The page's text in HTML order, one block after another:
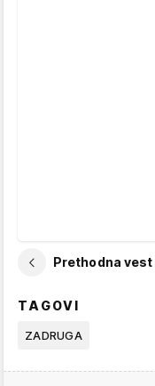
Prethodna vest
TAGOVI
ZADRUGA